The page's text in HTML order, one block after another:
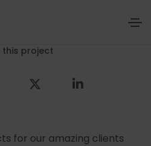
this project
for our amazing clients